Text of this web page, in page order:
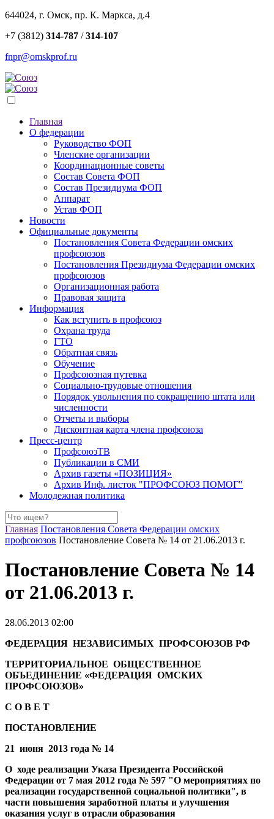
644024, г. Омск, пр. К. Маркса, д.4
+7 (3812) 314-787 /314-107
fnpr@omskprof.ru
Главная
О федерации
Руководство ФОП
Членские организации
Координационные советы
Состав Совета ФОП
Состав Президиума ФОП
Аппарат
Устав ФОП
Новости
Официальные документы
Постановления Совета Федерации омских
профсоюзов
Постановления Президиума Федерации омских
профсоюзов
Организационная работа
Правовая защита
Информация
Как вступить в профсоюз
Охрана труда
ГТО
Обратная связь
Обучение
Профсоюзная путевка
Социально-трудовые отношения
Порядок увольнения по сокращению штата или
численности
Отчеты и выборы
Дисконтная карта члена профсоюза
Пресс-центр
ПрофсоюзТВ
Публикации в СМИ
Архив газеты «ПОЗИЦИЯ»
Архив Инф. листок "ПРОФСОЮЗ ПОМОГ"
Молодежная политика
Главная Постановления Совета Федерации омских
профсоюзов Постановление Совета № 14 от 21.06.2013 г.
Постановление Совета № 14
от 21.06.2013 г.
28.06.2013 02:00
ФЕДЕРАЦИЯ НЕЗАВИСИМЫХ ПРОФСОЮЗОВ РФ
ТЕРРИТОРИАЛЬНОЕ ОБЩЕСТВЕННОЕ
ОБЪЕДИНЕНИЕ «ФЕДЕРАЦИЯ ОМСКИХ
ПРОФСОЮЗОВ»
С О В Е Т
ПОСТАНОВЛЕНИЕ
21 июня 2013 года № 14
О ходе реализации Указа Президента Российской
Федерации от 7 мая 2012 года № 597 "О мероприятиях по
реализации государственной социальной политики", в
части повышения заработной платы и улучшения
оказания услуг в отрасли образования